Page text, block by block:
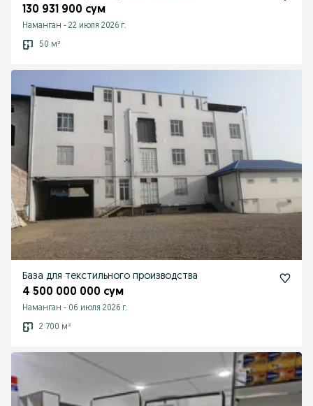
130 931 900 сум
Наманган - 22 июля 2026 г.
50 м²
База для текстильного производства
4 500 000 000 сум
Наманган - 06 июля 2026 г.
2 700 м²